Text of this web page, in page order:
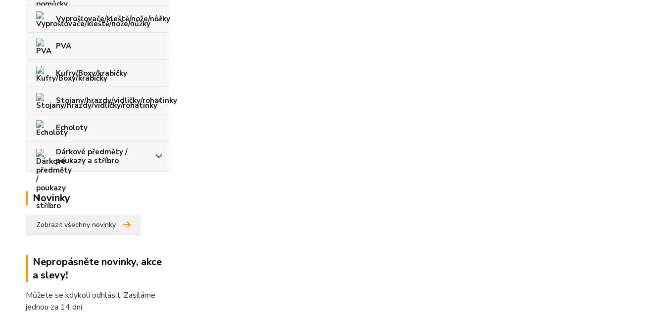
Vyprošťovače/kleště/nože/nůžky
PVA
Kufry/Boxy/krabičky
Stojany/hrazdy/vidličky/rohatinky
Echoloty
Dárkové předměty /
poukazy a stříbro
Novinky
Zobrazit všechny novinky
Nepropásněte novinky, akce
a slevy!
Můžete se kdykoli odhlásit. Zasíláme
jednou za 14 dní.